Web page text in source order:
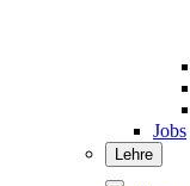
Jobs
Lehre